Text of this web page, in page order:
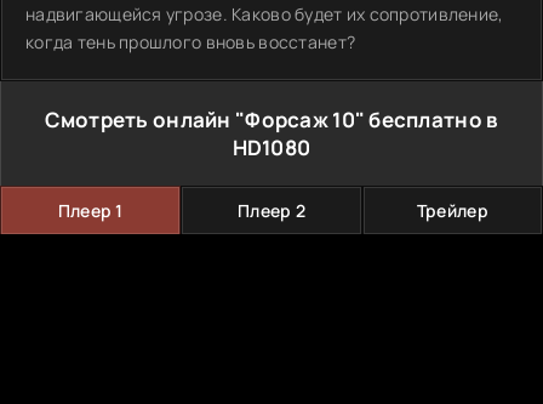
надвигающейся угрозе. Каково будет их сопротивление,
когда тень прошлого вновь восстанет?
Смотреть онлайн "Форсаж 10" бесплатно в
HD1080
Плеер 1 Плеер 2 Трейлер